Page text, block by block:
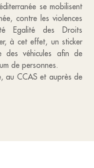
se mobilisent
contre les violences
Egalité des Droits
à cet effet, un sticker
des véhicules afin de
de personnes.
au CCAS et auprès de